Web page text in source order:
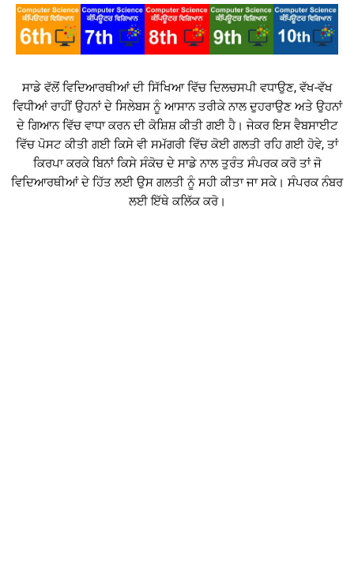
ਸਾਡੇ ਵੱਲੋਂ ਵਿਦਿਆਰਥੀਆਂ ਦੀ ਸਿੱਖਿਆ ਵਿੱਚ ਦਿਲਚਸਪੀ ਵਧਾਉਣ, ਵੱਖ-ਵੱਖ
ਵਿਧੀਆਂ ਰਾਹੀਂ ਉਹਨਾਂ ਦੇ ਸਿਲੇਬਸ ਨੂੰ ਆਸਾਨ ਤਰੀਕੇ ਨਾਲ ਦੁਹਰਾਉਣ ਅਤੇ ਉਹਨਾਂ
ਦੇ ਗਿਆਨ ਵਿੱਚ ਵਾਧਾ ਕਰਨ ਦੀ ਕੋਸ਼ਿਸ਼ ਕੀਤੀ ਗਈ ਹੈ। ਜੇਕਰ ਇਸ ਵੈਬਸਾਈਟ
ਵਿੱਚ ਪੋਸਟ ਕੀਤੀ ਗਈ ਕਿਸੇ ਵੀ ਸਮੱਗਰੀ ਵਿੱਚ ਕੋਈ ਗਲਤੀ ਰਹਿ ਗਈ ਹੋਵੇ, ਤਾਂ
ਕਿਰਪਾ ਕਰਕੇ ਬਿਨਾਂ ਕਿਸੇ ਸੰਕੋਚ ਦੇ ਸਾਡੇ ਨਾਲ ਤੁਰੰਤ ਸੰਪਰਕ ਕਰੋ ਤਾਂ ਜੋ
ਵਿਦਿਆਰਥੀਆਂ ਦੇ ਹਿੱਤ ਲਈ ਉਸ ਗਲਤੀ ਨੂੰ ਸਹੀ ਕੀਤਾ ਜਾ ਸਕੇ। ਸੰਪਰਕ ਨੰਬਰ
ਲਈ ਇੱਥੇ ਕਲਿੱਕ ਕਰੋ।